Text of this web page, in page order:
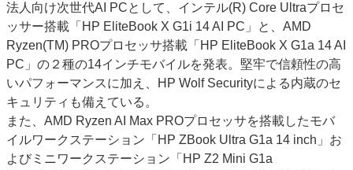
会社案内
購読・購入申し込み
サイトポリシー
お問い合わせ
法人向け次世代AI PCとして、インテル(R) Core Ultraプロセ
ッサー搭載「HP EliteBook X G1i 14 AI PC」と、AMD
Ryzen(TM) PROプロセッサ搭載「HP EliteBook X G1a 14 AI
PC」の２種の14インチモバイルを発表。堅牢で信頼性の高
いパフォーマンスに加え、HP Wolf Securityによる内蔵のセ
キュリティも備えている。
また、AMD Ryzen AI Max PROプロセッサを搭載したモバ
イルワークステーション「HP ZBook Ultra G1a 14 inch」お
よびミニワークステーション「HP Z2 Mini G1a